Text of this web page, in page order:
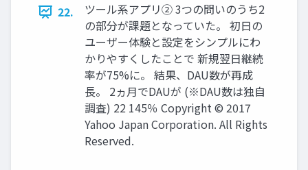
22.
ツール系アプリ② 3つの問いのうち2
の部分が課題となっていた。 初⽇の
ユーザー体験と設定をシンプルにわ
かりやすくしたことで 新規翌⽇継続
率が75%に。 結果、DAU数が再成
⻑。 2ヵ⽉でDAUが (※DAU数は独⾃
調査) 22 145％ Copyright © 2017
Yahoo Japan Corporation. All Rights
Reserved.